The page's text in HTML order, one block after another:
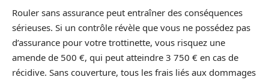
Rouler sans assurance peut entraîner des conséquences
sérieuses. Si un contrôle révèle que vous ne possédez pas
d’assurance pour votre trottinette, vous risquez une
amende de 500 €, qui peut atteindre 3 750 € en cas de
récidive. Sans couverture, tous les frais liés aux dommages